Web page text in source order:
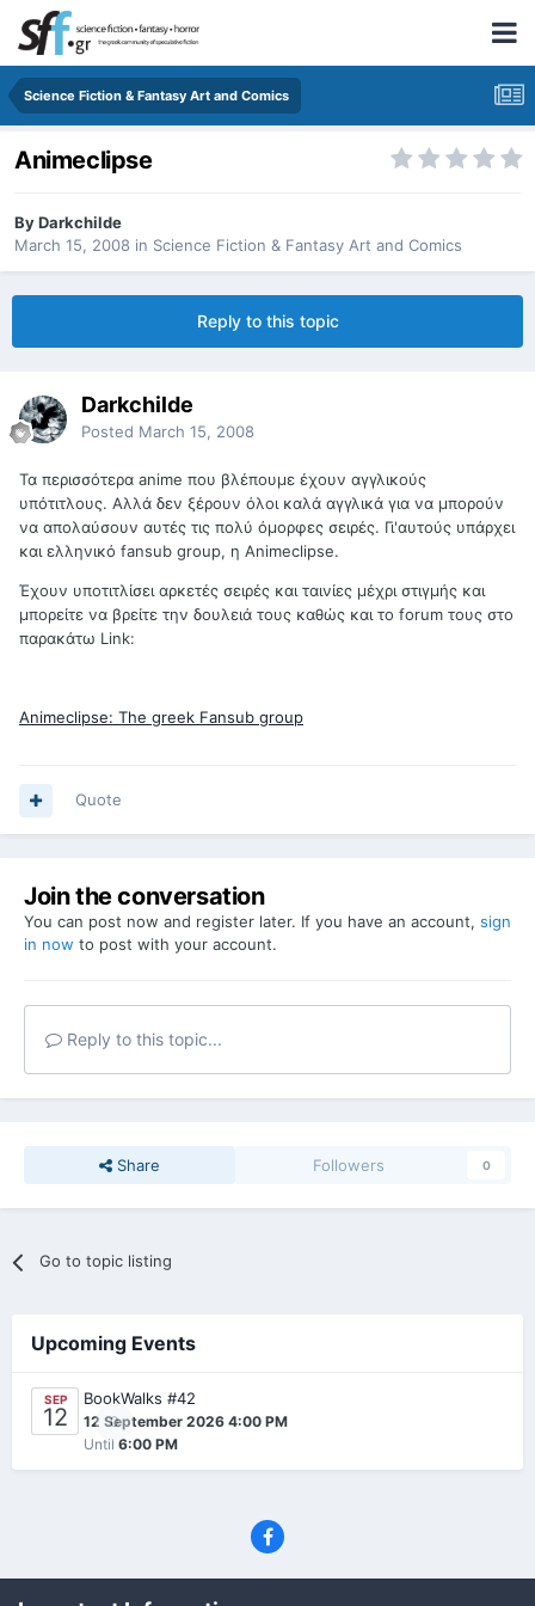
Science Fiction & Fantasy Art and Comics
Animeclipse
ByDarkchilde
March 15, 2008 in Science Fiction & Fantasy Art and Comics
Reply to this topic
Darkchilde
Posted March 15, 2008
Τα περισσότερα anime που βλέπουμε έχουν αγγλικούς
υπότιτλους. Αλλά δεν ξέρουν όλοι καλά αγγλικά για να μπορούν
να απολαύσουν αυτές τις πολύ όμορφες σειρές. Γι'αυτούς υπάρχει
και ελληνικό fansub group, η Animeclipse.
Έχουν υποτιτλίσει αρκετές σειρές και ταινίες μέχρι στιγμής και
μπορείτε να βρείτε την δουλειά τους καθώς και το forum τους στο
παρακάτω Link:
Animeclipse: The greek Fansub group
Quote
Join the conversation
You can post now and register later. If you have an account, sign
in now to post with your account.
Reply to this topic...
Share Followers 0
Go to topic listing
Upcoming Events
SEP
12 0
BookWalks #42
12 September 2026 4:00 PM
Until 6:00 PM